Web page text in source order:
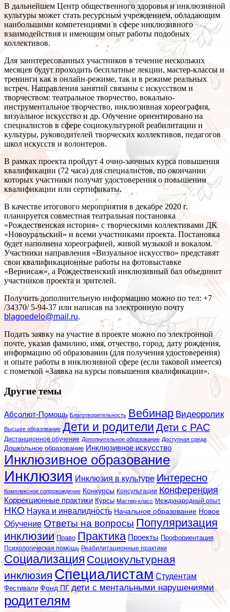
В дальнейшем Центр общественного здоровья и инклюзивной
культуры может стать ресурсным учреждением, обладающим
наибольшими компетенциями в сфере инклюзивного
взаимодействия и имеющим опыт работы подобных
коллективов.
Для заинтересованных участников в течение нескольких
месяцев будут проходить бесплатные лекции, мастер-классы и
тренинги как в онлайн-режиме, так и в режиме реальных
встреч. Направления занятий связаны с искусством и
творчеством: театральное творчество, вокально-
инструментальное творчество, инклюзивная хореография,
визуальное искусство и др. Обучение ориентировано на
специалистов в сфере социокультурной реабилитации и
культуры, руководителей творческих коллективов, педагогов
школ искусств и волонтеров.
В рамках проекта пройдут 4 очно-заочных курса повышения
квалификации (72 часа) для специалистов, по окончании
которых участники получат удостоверения о повышении
квалификации или сертификаты.
В качестве итогового мероприятия в декабре 2020 г.
планируется совместная театральная постановка
«Рождественская история» с творческими коллективами ДК
«Новоуральский» и всеми участниками проекта. Постановка
будет наполнена хореографией, живой музыкой и вокалом.
Участники направления «Визуальное искусство» представят
свои квалификационные работы на фотовыставке
«Вернисаж», а Рождественский инклюзивный бал объединит
участников проекта и зрителей.
Получить дополнительную информацию можно по тел: +7
/34370/ 5-94-37 или написав на электронную почту
blagoedelo@mail.ru.
Подать заявку на участие в проекте можно по электронной
почте, указав фамилию, имя, отчество, город, дату рождения,
информацию об образовании (для получения удостоверения)
и опыте работы в инклюзивной сфере (если таковой имеется)
с пометкой «Заявка на курсы повышения квалификации».
Другие темы
Абсолют-Помощь Благотворительность Вебинар Видеоролик
Высшее образование Дети и родители Дети с РАС
Дистанционное обучение Дополнительное образование Доступная среда
Дошкольное образование Инклюзивное искусство
Инклюзивное образование
Инклюзия Инклюзия в культуре Интересно
Комплексное сопровождение Конкурсы Консультации Конференция
Коррекционные практики Курсы Мастер-класс Международный опыт
НКО Наука и инвалидность Начальное образование Новое
Обучение Ответы на вопросы Популяризация
инклюзии Право Практика Проекты Профориентация
Психологическая помощь Реабилитационные практики
Социализация Социокультурная
инклюзия Специалистам Студентам
Фестивали Фонд ПГ дети с ментальными нарушениями
родителям